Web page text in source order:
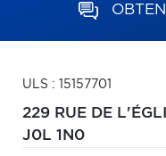
ULS : 15157701
229 RUE DE
J0L 1N0